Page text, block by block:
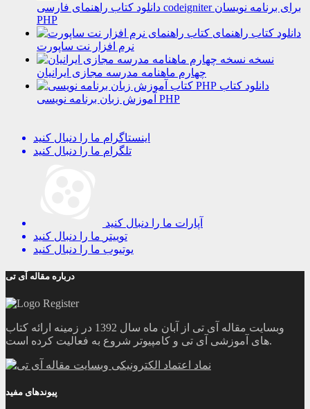
دانلود کتاب راهنمای فارسی codeigniter برای برنامه نویسان
PHP
دانلود کتاب راهنمای
نرم افزار نت ساپورت
نسخه
چهارم ماهنامه مدرسه مجازی ایرانیان
دانلود کتاب
آموزش زبان برنامه نویسی PHP
اینستاگرام ما را دنبال کنید
تلگرام ما را دنبال کنید
آپارات ما را دنبال کنید
توییتر ما را دنبال کنید
یوتیوب ما را دنبال کنید
درباره مقاله آی تی
وبسایت مقاله آی تی از آبان ماه سال 1392 در زمینه ارائه کتاب
های آموزشی آی تی و کامپیوتر شروع به فعالیت کرده است.
پیوندهای مفید